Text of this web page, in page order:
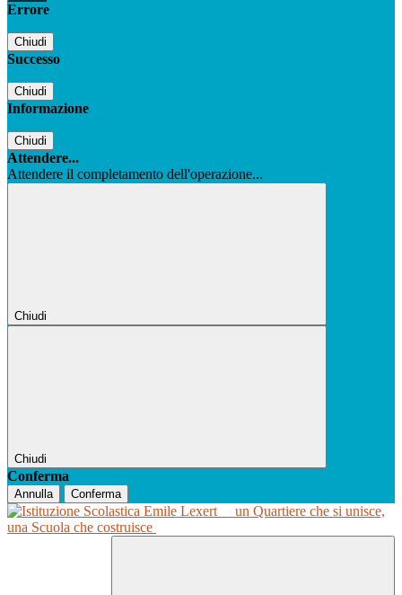
Errore
Chiudi
Successo
Chiudi
Informazione
Chiudi
Attendere...
Attendere il completamento dell'operazione...
Chiudi
Chiudi
Conferma
Annulla Conferma
un Quartiere che si unisce,
una Scuola che costruisce